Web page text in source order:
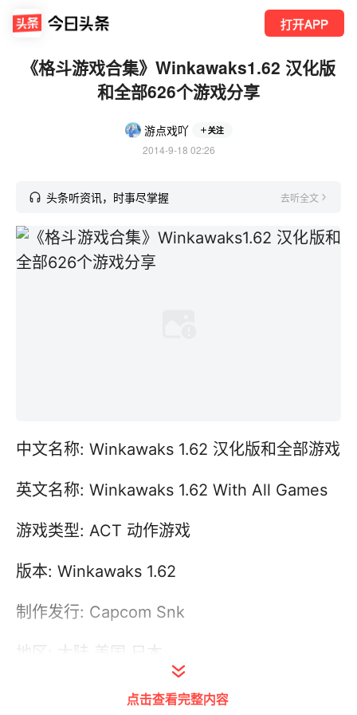
打开APP
《格斗游戏合集》Winkawaks1.62 汉化版
和全部626个游戏分享
游点戏吖 关注
2014-9-18 02:26
头条听资讯，时事尽掌握 去听全文
中文名称: Winkawaks 1.62 汉化版和全部游戏
英文名称: Winkawaks 1.62 With All Games
游戏类型: ACT 动作游戏
版本: Winkawaks 1.62
制作发行: Capcom Snk
地区: 大陆,美国,日本
点击查看完整内容